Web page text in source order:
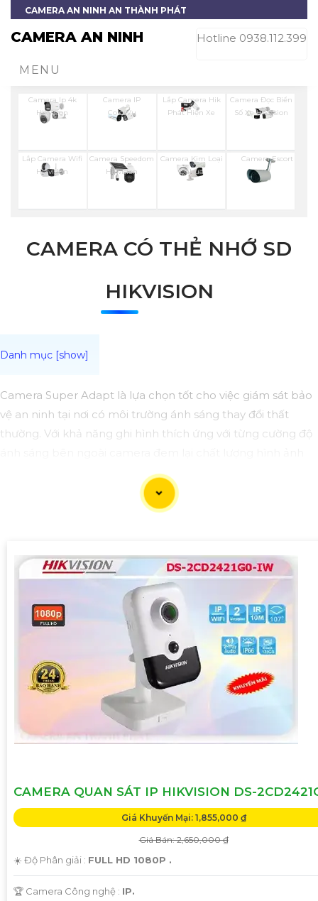
CAMERA AN NINH AN THÀNH PHÁT
CAMERA AN NINH Hotline 0938.112.399
MENU
Camera Ip 4k
Hikvision
Camera IP
ColorVu
Lắp Camera Hik
Phát Hiện Xe
Camera Đọc Biển
Số Xe Hikvision
Lắp Camera Wifi
Hikvision
Camera Speedom
Hikvision
Camera Kim Loại
Dahua
Camera Escort
CAMERA CÓ THẺ NHỚ SD
HIKVISION
Camera Super Adapt là lựa chọn tốt cho việc giám sát bảo
vệ an ninh tại nơi có môi trường ánh sáng thay đổi thất
thường. Với khả năng ghi hình thích ứng với từng cường độ
sắc nét cho bạn trải nghiệm tuyệt vời nhất
CAMERA QUAN SÁT IP HIKVISION DS-
Giá Khuyến Mại: 1,855,000 ₫
Giá Bán: 2,650,000 ₫
☀️ Độ Phân giải : FULL HD 1080P .
🏆 Camera Công nghệ : IP.